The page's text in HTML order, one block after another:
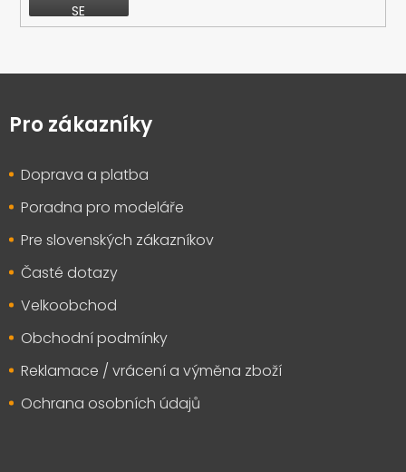
SE
Z
pPro zákazníky
Doprava a platba
Poradna pro modeláře
Pre slovenských zákazníkov
Časté dotazy
Velkoobchod
Obchodní podmínky
Reklamace / vrácení a výměna zboží
Ochrana osobních údajů